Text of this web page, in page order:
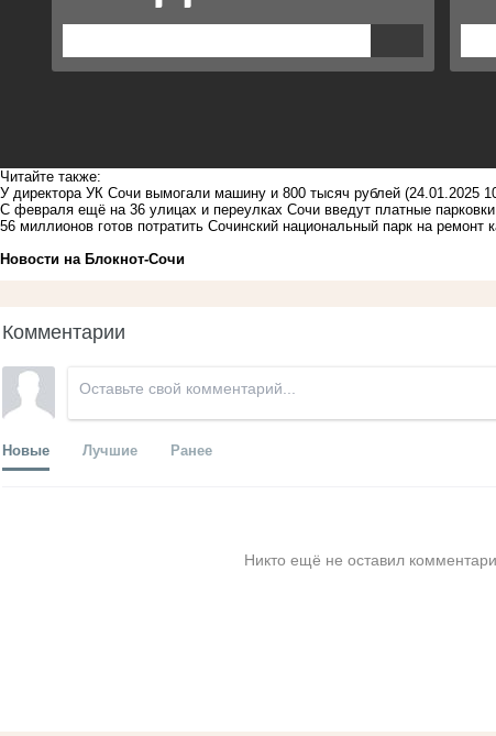
Читайте также:
У директора УК Сочи вымогали машину и 800 тысяч рублей (24.01.2025
С февраля ещё на 36 улицах и переулках Сочи введут платные парковки
56 миллионов готов потратить Сочинский национальный парк на ремонт
Новости на Блoкнoт-Сочи
Комментарии
Новые Лучшие Ранее
Никто ещё не оставил